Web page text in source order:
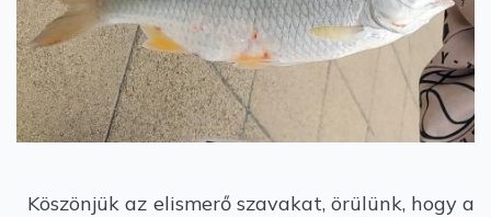
Köszönjük az elismerő szavakat, örülünk, hogy a